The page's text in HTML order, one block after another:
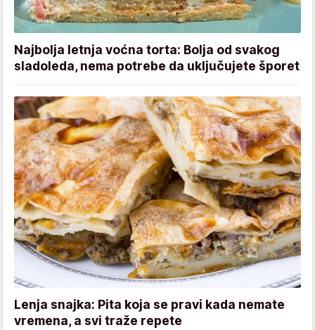
Najbolja letnja voćna torta: Bolja od svakog
sladoleda, nema potrebe da uključujete šporet
Lenja snajka: Pita koja se pravi kada nemate
vremena, a svi traže repete